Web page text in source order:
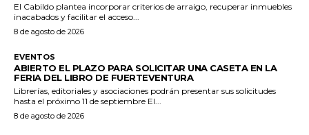
El Cabildo plantea incorporar criterios de arraigo, recuperar inmuebles
inacabados y facilitar el acceso...
8 de agosto de 2026
EVENTOS
ABIERTO EL PLAZO PARA SOLICITAR UNA CASETA EN LA
FERIA DEL LIBRO DE FUERTEVENTURA
Librerías, editoriales y asociaciones podrán presentar sus solicitudes
hasta el próximo 11 de septiembre El...
8 de agosto de 2026